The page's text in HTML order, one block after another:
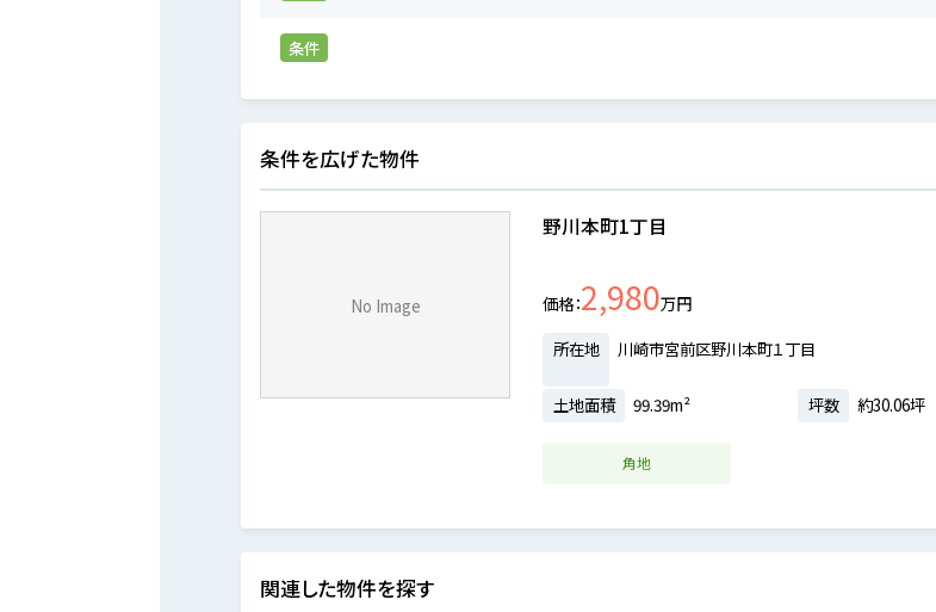
条件
条件を広げた物件
No Image
野川本町1丁目
価格 2,980万円
所在地
川崎市宮前区野川本町１丁目
土地面積
99.39m² 坪数 約30.06坪
角地
関連した物件を探す